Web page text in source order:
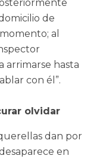
de
al
arrimarse hasta
con él”.
olvidar
dan por
en